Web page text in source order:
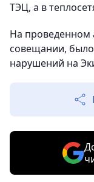
ТЭЦ, а в
На проведенном
совещании, было
нарушений на